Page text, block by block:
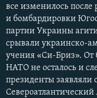
все изменилось
и бомбардировки
партии Украины
срывали украинско-
учения «Си-Бриз».
НАТО не осталось и
президенты заявляли